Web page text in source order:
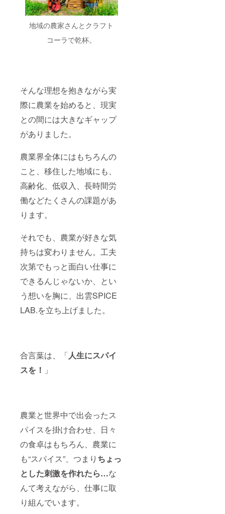
地域の農家さんとクラフト
コーラで乾杯。
そんな理想を抱きながら実
際に農業を始めると、現実
との間には大きなギャップ
がありました。
農業界全体にはもちろんの
こと、移住した地域にも、
高齢化、低収入、長時間労
働などたくさんの課題があ
ります。
それでも、農業が好きな気
持ちは変わりません。工夫
次第でもっと面白い仕事に
できるんじゃないか、とい
う想いを胸に、出雲SPICE
LAB.を立ち上げました。
合言葉は、「人生にスパイ
スを！ 」
農業と世界中で出会ったス
パイスを掛け合わせ、日々
の食卓はもちろん、農業に
も“スパイス”、つまり ちょっ
とした刺激を作れたら…な
んて考えながら、仕事に取
り組んでいます。